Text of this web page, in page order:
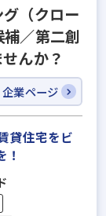
グ（クロー
／第二創
んか？
企業ページ
貸住宅をビ